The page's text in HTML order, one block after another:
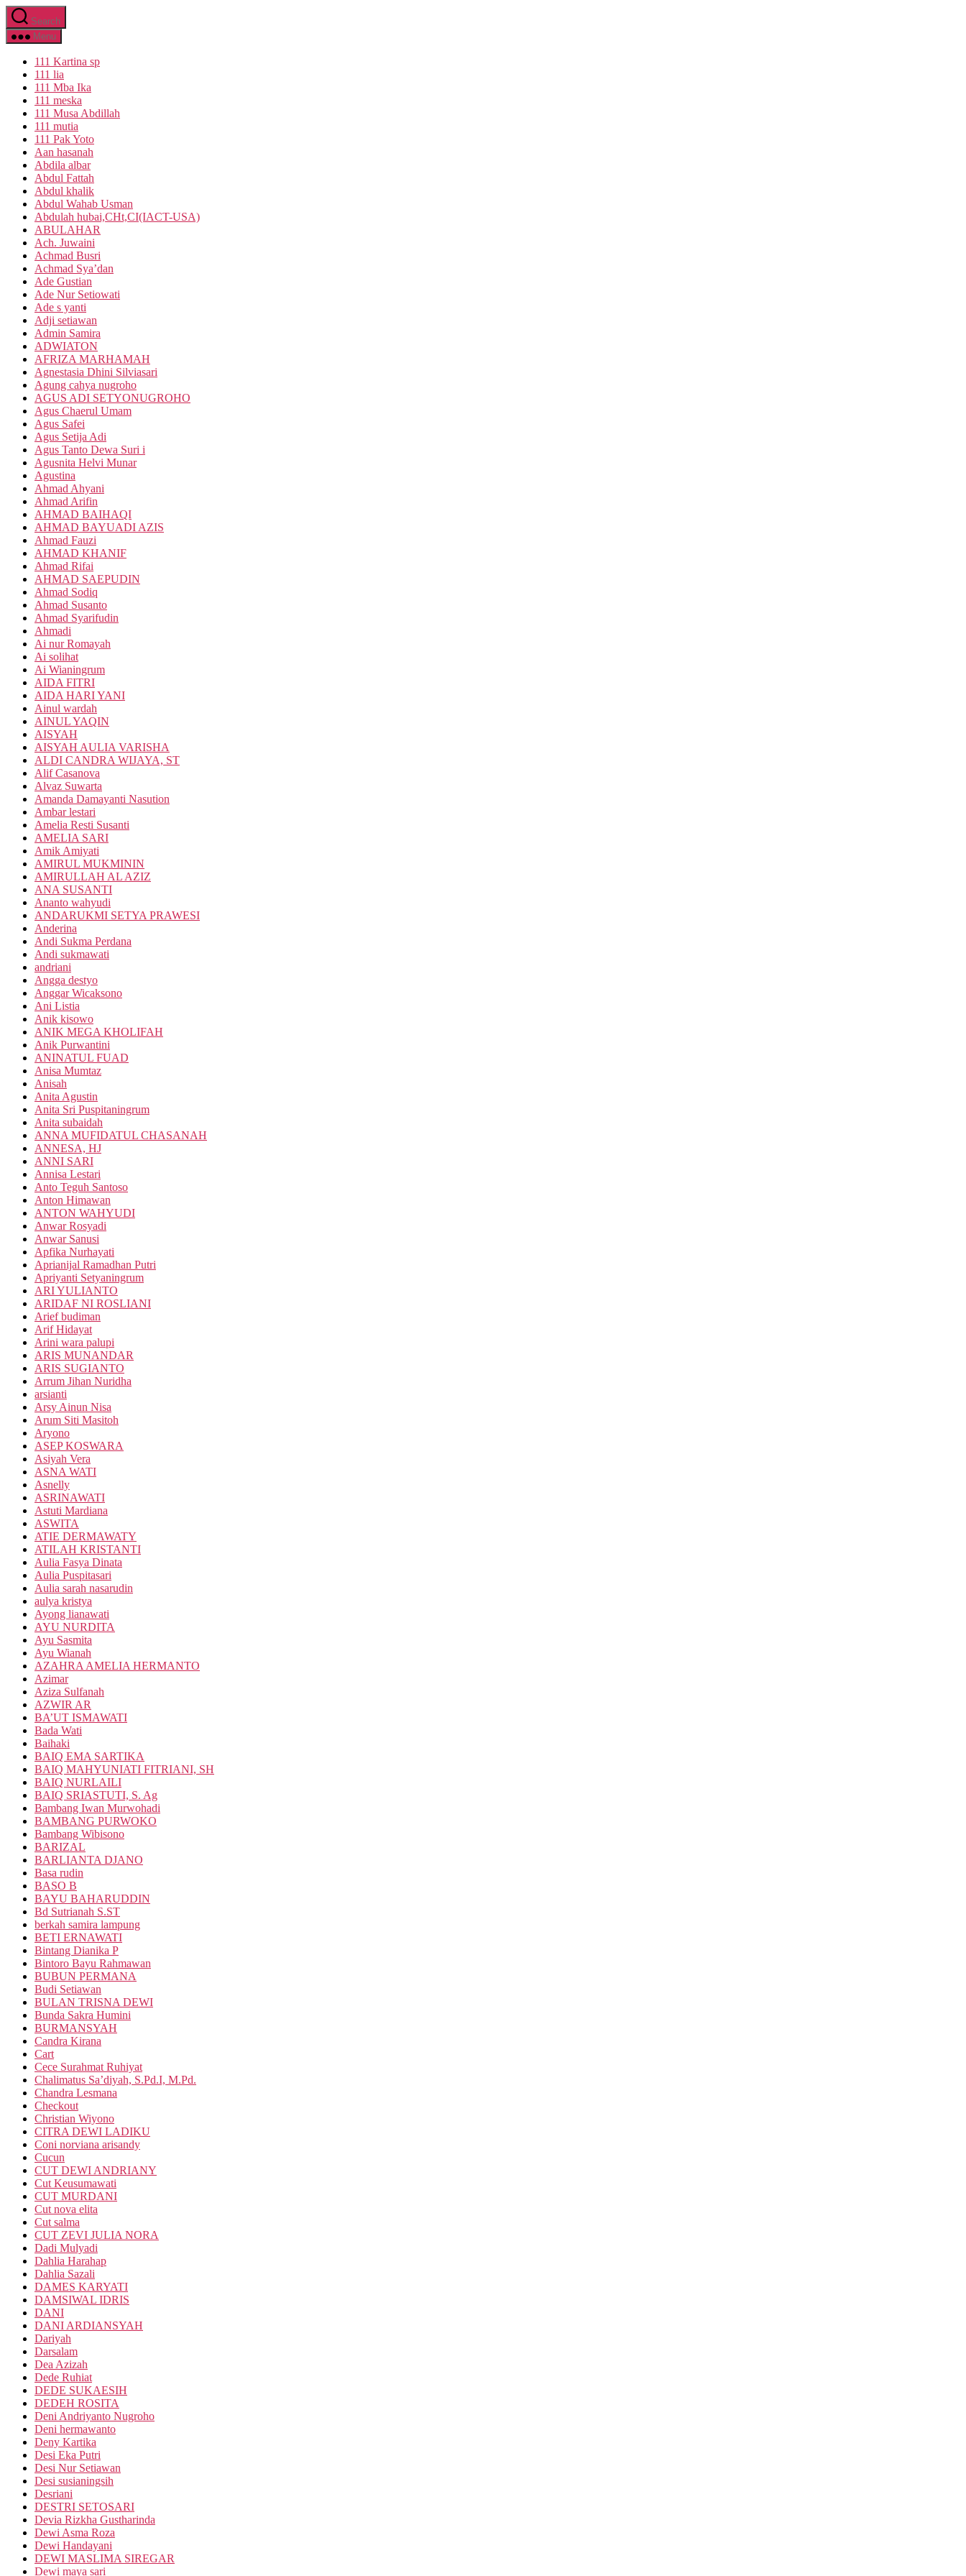
Skip
to
the
Search
Menu
111 Kartina sp
111 lia
111 Mba Ika
111 meska
111 Musa Abdillah
111 mutia
111 Pak Yoto
Aan hasanah
Abdila albar
Abdul Fattah
Abdul khalik
Abdul Wahab Usman
Abdulah hubai,CHt,CI(IACT-USA)
ABULAHAR
Ach. Juwaini
Achmad Busri
Achmad Sya’dan
Ade Gustian
Ade Nur Setiowati
Ade s yanti
Adji setiawan
Admin Samira
ADWIATON
AFRIZA MARHAMAH
Agnestasia Dhini Silviasari
Agung cahya nugroho
AGUS ADI SETYONUGROHO
Agus Chaerul Umam
Agus Safei
Agus Setija Adi
Agus Tanto Dewa Suri i
Agusnita Helvi Munar
Agustina
Ahmad Ahyani
Ahmad Arifin
AHMAD BAIHAQI
AHMAD BAYUADI AZIS
Ahmad Fauzi
AHMAD KHANIF
Ahmad Rifai
AHMAD SAEPUDIN
Ahmad Sodiq
Ahmad Susanto
Ahmad Syarifudin
Ahmadi
Ai nur Romayah
Ai solihat
Ai Wianingrum
AIDA FITRI
AIDA HARI YANI
Ainul wardah
AINUL YAQIN
AISYAH
AISYAH AULIA VARISHA
ALDI CANDRA WIJAYA, ST
Alif Casanova
Alvaz Suwarta
Amanda Damayanti Nasution
Ambar lestari
Amelia Resti Susanti
AMELIA SARI
Amik Amiyati
AMIRUL MUKMININ
AMIRULLAH AL AZIZ
ANA SUSANTI
Ananto wahyudi
ANDARUKMI SETYA PRAWESI
Anderina
Andi Sukma Perdana
Andi sukmawati
andriani
Angga destyo
Anggar Wicaksono
Ani Listia
Anik kisowo
ANIK MEGA KHOLIFAH
Anik Purwantini
ANINATUL FUAD
Anisa Mumtaz
Anisah
Anita Agustin
Anita Sri Puspitaningrum
Anita subaidah
ANNA MUFIDATUL CHASANAH
ANNESA, HJ
ANNI SARI
Annisa Lestari
Anto Teguh Santoso
Anton Himawan
ANTON WAHYUDI
Anwar Rosyadi
Anwar Sanusi
Apfika Nurhayati
Aprianijal Ramadhan Putri
Apriyanti Setyaningrum
ARI YULIANTO
ARIDAF NI ROSLIANI
Arief budiman
Arif Hidayat
Arini wara palupi
ARIS MUNANDAR
ARIS SUGIANTO
Arrum Jihan Nuridha
arsianti
Arsy Ainun Nisa
Arum Siti Masitoh
Aryono
ASEP KOSWARA
Asiyah Vera
ASNA WATI
Asnelly
ASRINAWATI
Astuti Mardiana
ASWITA
ATIE DERMAWATY
ATILAH KRISTANTI
Aulia Fasya Dinata
Aulia Puspitasari
Aulia sarah nasarudin
aulya kristya
Ayong lianawati
AYU NURDITA
Ayu Sasmita
Ayu Wianah
AZAHRA AMELIA HERMANTO
Azimar
Aziza Sulfanah
AZWIR AR
BA’UT ISMAWATI
Bada Wati
Baihaki
BAIQ EMA SARTIKA
BAIQ MAHYUNIATI FITRIANI, SH
BAIQ NURLAILI
BAIQ SRIASTUTI, S. Ag
Bambang Iwan Murwohadi
BAMBANG PURWOKO
Bambang Wibisono
BARIZAL
BARLIANTA DJANO
Basa rudin
BASO B
BAYU BAHARUDDIN
Bd Sutrianah S.ST
berkah samira lampung
BETI ERNAWATI
Bintang Dianika P
Bintoro Bayu Rahmawan
BUBUN PERMANA
Budi Setiawan
BULAN TRISNA DEWI
Bunda Sakra Humini
BURMANSYAH
Candra Kirana
Cart
Cece Surahmat Ruhiyat
Chalimatus Sa’diyah, S.Pd.I, M.Pd.
Chandra Lesmana
Checkout
Christian Wiyono
CITRA DEWI LADIKU
Coni norviana arisandy
Cucun
CUT DEWI ANDRIANY
Cut Keusumawati
CUT MURDANI
Cut nova elita
Cut salma
CUT ZEVI JULIA NORA
Dadi Mulyadi
Dahlia Harahap
Dahlia Sazali
DAMES KARYATI
DAMSIWAL IDRIS
DANI
DANI ARDIANSYAH
Dariyah
Darsalam
Dea Azizah
Dede Ruhiat
DEDE SUKAESIH
DEDEH ROSITA
Deni Andriyanto Nugroho
Deni hermawanto
Deny Kartika
Desi Eka Putri
Desi Nur Setiawan
Desi susianingsih
Desriani
DESTRI SETOSARI
Devia Rizkha Gustharinda
Dewi Asma Roza
Dewi Handayani
DEWI MASLIMA SIREGAR
Dewi maya sari